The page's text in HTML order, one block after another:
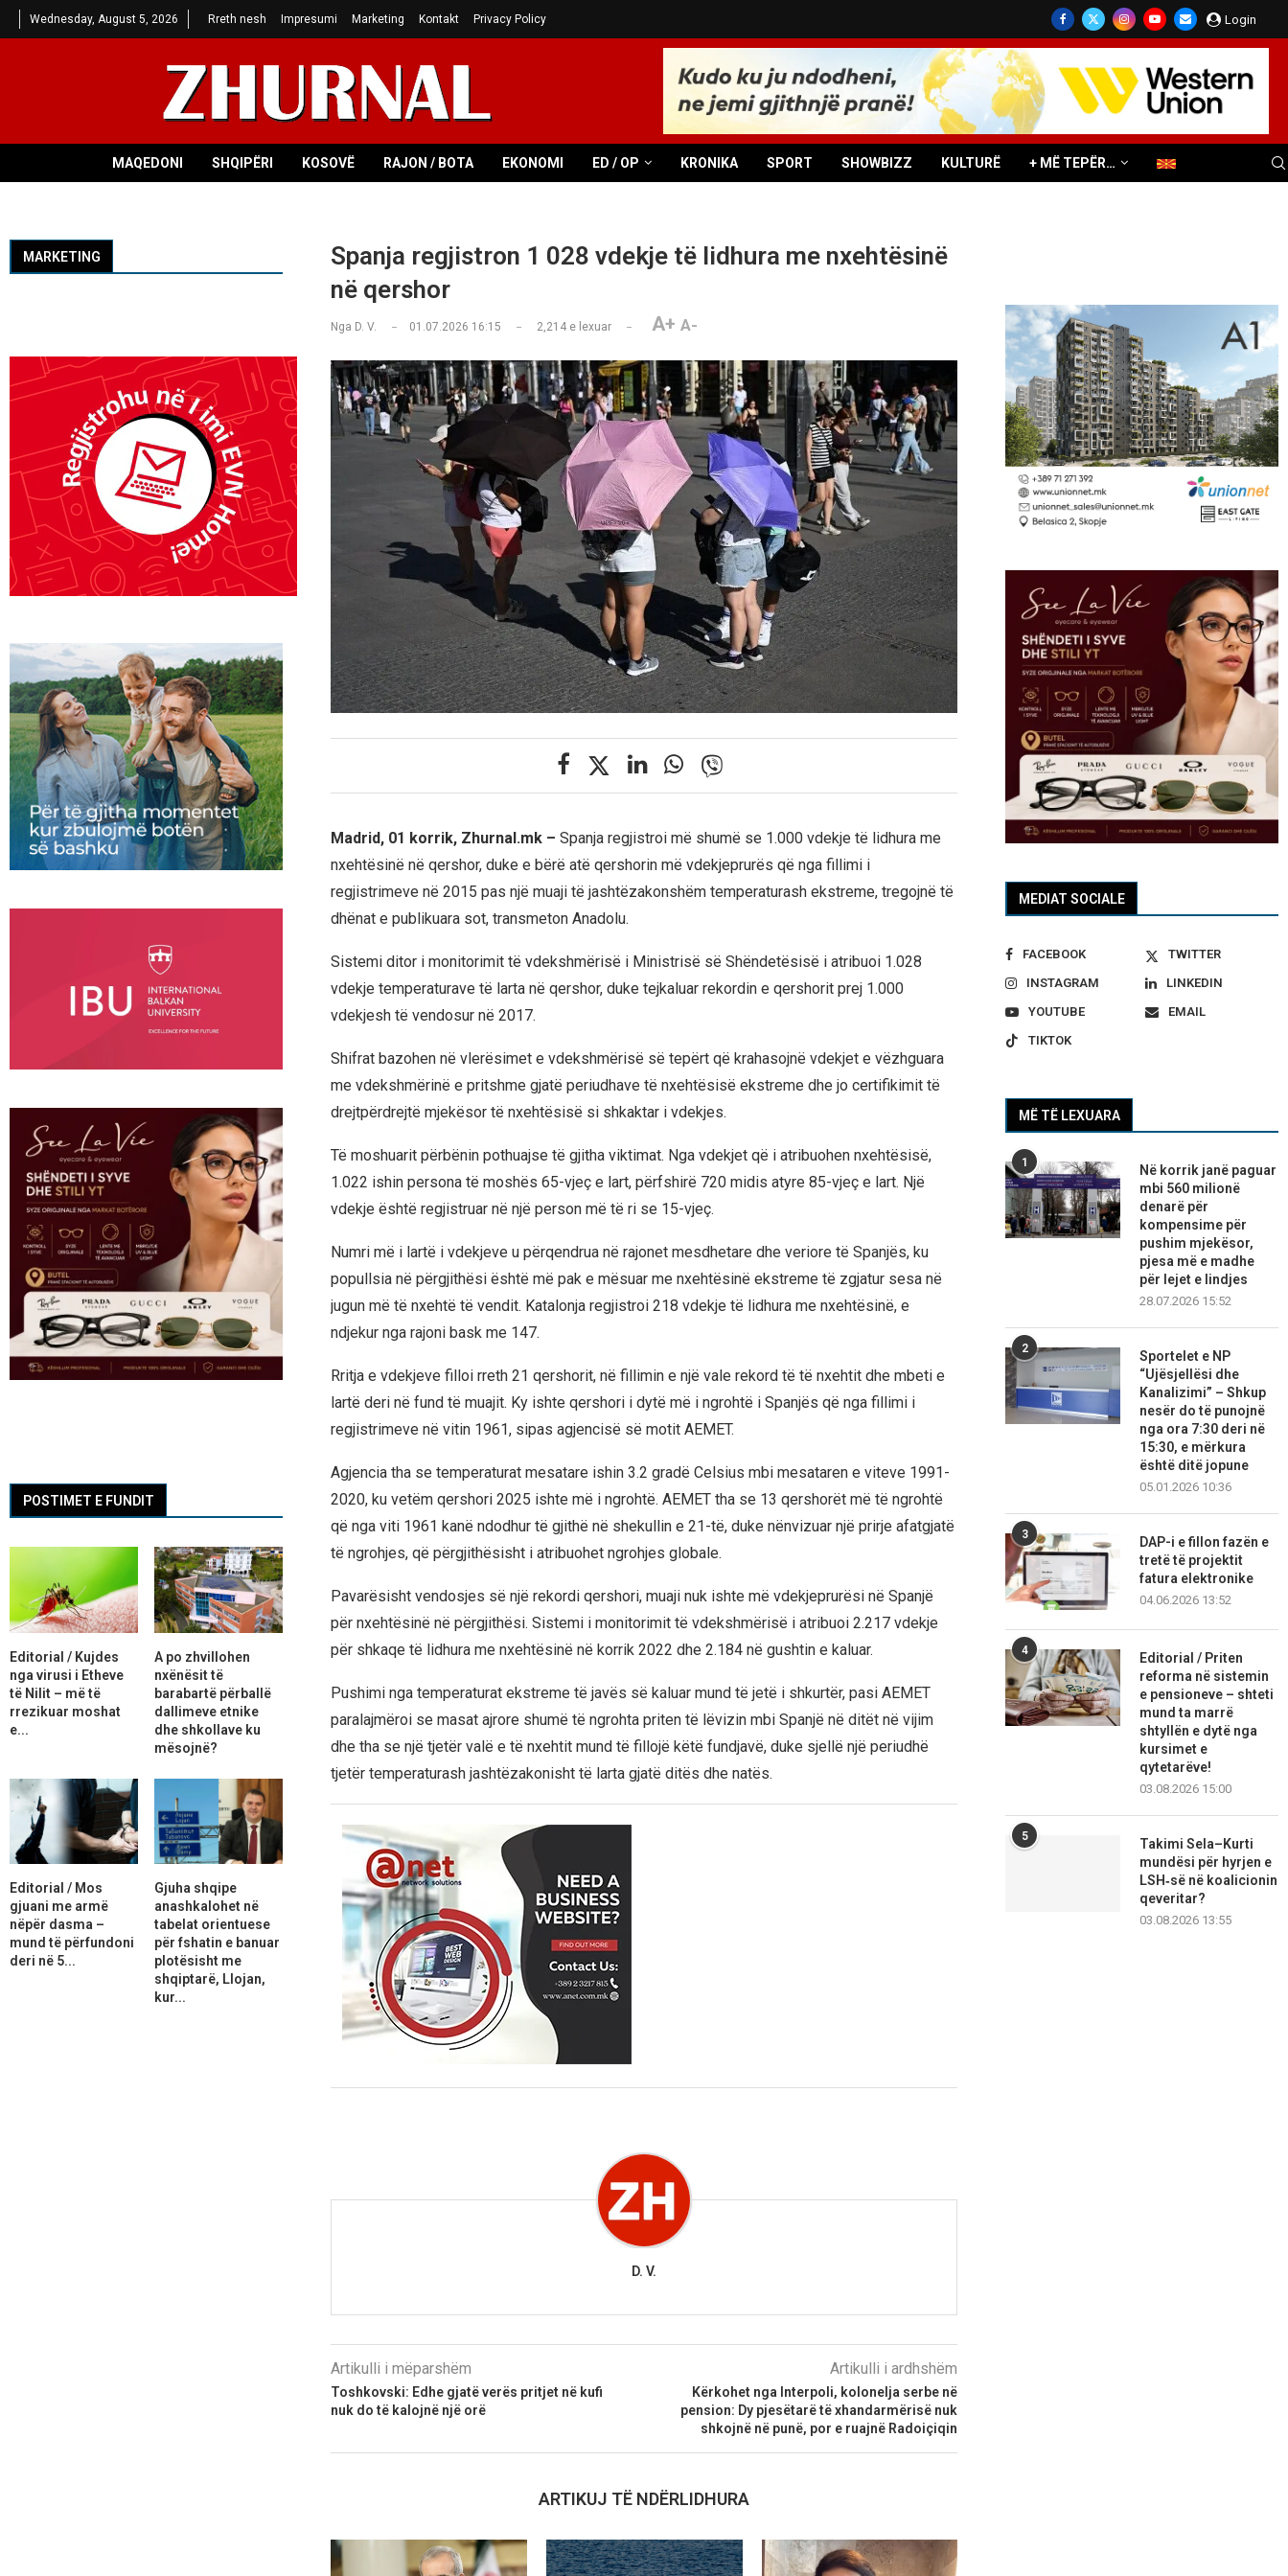
Wednesday, August 5, 2026 Rreth nesh Impresumi Marketing Kontakt Privacy Policy Login
MAQEDONI SHQIPËRI KOSOVË RAJON / BOTA EKONOMI ED / OP KRONIKA SPORT SHOWBIZZ KULTURË + MË TEPËR…
Spanja regjistron 1 028 vdekje të lidhura me nxehtësinë
në qershor
Nga D. V. 01.07.2026 16:15 2,214e lexuar A+ A-
Madrid, 01 korrik, Zhurnal.mk – Spanja regjistroi më shumë se 1.000 vdekje të lidhura me
nxehtësinë në qershor, duke e bërë atë qershorin më vdekjeprurës që nga fillimi i
regjistrimeve në 2015 pas një muaji të jashtëzakonshëm temperaturash ekstreme, tregojnë të
dhënat e publikuara sot, transmeton Anadolu.
Sistemi ditor i monitorimit të vdekshmërisë i Ministrisë së Shëndetësisë i atribuoi 1.028
vdekje temperaturave të larta në qershor, duke tejkaluar rekordin e qershorit prej 1.000
vdekjesh të vendosur në 2017.
Shifrat bazohen në vlerësimet e vdekshmërisë së tepërt që krahasojnë vdekjet e vëzhguara
me vdekshmërinë e pritshme gjatë periudhave të nxehtësisë ekstreme dhe jo certifikimit të
drejtpërdrejtë mjekësor të nxehtësisë si shkaktar i vdekjes.
Të moshuarit përbënin pothuajse të gjitha viktimat. Nga vdekjet që i atribuohen nxehtësisë,
1.022 ishin persona të moshës 65-vjeç e lart, përfshirë 720 midis atyre 85-vjeç e lart. Një
vdekje është regjistruar në një person më të ri se 15-vjeç.
Numri më i lartë i vdekjeve u përqendrua në rajonet mesdhetare dhe veriore të Spanjës, ku
popullsia në përgjithësi është më pak e mësuar me nxehtësinë ekstreme të zgjatur sesa në
jugun më të nxehtë të vendit. Katalonja regjistroi 218 vdekje të lidhura me nxehtësinë, e
ndjekur nga rajoni bask me 147.
Rritja e vdekjeve filloi rreth 21 qershorit, në fillimin e një vale rekord të të nxehtit dhe mbeti e
lartë deri në fund të muajit. Ky ishte qershori i dytë më i ngrohtë i Spanjës që nga fillimi i
regjistrimeve në vitin 1961, sipas agjencisë së motit AEMET.
Agjencia tha se temperaturat mesatare ishin 3.2 gradë Celsius mbi mesataren e viteve 1991-
2020, ku vetëm qershori 2025 ishte më i ngrohtë. AEMET tha se 13 qershorët më të ngrohtë
që nga viti 1961 kanë ndodhur të gjithë në shekullin e 21-të, duke nënvizuar një prirje afatgjatë
të ngrohjes, që përgjithësisht i atribuohet ngrohjes globale.
Pavarësisht vendosjes së një rekordi qershori, muaji nuk ishte më vdekjeprurësi në Spanjë
për nxehtësinë në përgjithësi. Sistemi i monitorimit të vdekshmërisë i atribuoi 2.217 vdekje
për shkaqe të lidhura me nxehtësinë në korrik 2022 dhe 2.184 në gushtin e kaluar.
Pushimi nga temperaturat ekstreme të javës së kaluar mund të jetë i shkurtër, pasi AEMET
paralajmëroi se masat ajrore shumë të ngrohta priten të lëvizin mbi Spanjë në ditët në vijim
dhe tha se një tjetër valë e të nxehtit mund të fillojë këtë fundjavë, duke sjellë një periudhë
tjetër temperaturash jashtëzakonisht të larta gjatë ditës dhe natës.
D. V.
Artikulli i mëparshëm
Toshkovski: Edhe gjatë verës pritjet në kufi
nuk do të kalojnë një orë
Artikulli i ardhshëm
Kërkohet nga Interpoli, kolonelja serbe në
pension: Dy pjesëtarë të xhandarmërisë nuk
shkojnë në punë, por e ruajnë Radoiçiqin
ARTIKUJ TË NDËRLIDHURA
MEDIAT SOCIALE
FACEBOOK
TWITTER
INSTAGRAM
LINKEDIN
YOUTUBE
EMAIL
TIKTOK
MË TË LEXUARA
1
Në korrik janë paguar
mbi 560 milionë
denarë për
kompensime për
pushim mjekësor,
pjesa më e madhe
për lejet e lindjes
28.07.2026 15:52
2
Sportelet e NP
“Ujësjellësi dhe
Kanalizimi” – Shkup
nesër do të punojnë
nga ora 7:30 deri në
15:30, e mërkura
është ditë jopune
05.01.2026 10:36
3
DAP-i e fillon fazën e
tretë të projektit
fatura elektronike
04.06.2026 13:52
4
Editorial / Priten
reforma në sistemin
e pensioneve – shteti
mund ta marrë
shtyllën e dytë nga
kursimet e
qytetarëve!
03.08.2026 15:00
5
Takimi Sela–Kurti
mundësi për hyrjen e
LSH‑së në koalicionin
qeveritar?
03.08.2026 13:55
MARKETING
POSTIMET E FUNDIT
Editorial / Kujdes
nga virusi i Etheve
të Nilit – më të
rrezikuar moshat
e...
A po zhvillohen
nxënësit të
barabartë përballë
dallimeve etnike
dhe shkollave ku
mësojnë?
Editorial / Mos
gjuani me armë
nëpër dasma –
mund të përfundoni
deri në 5...
Gjuha shqipe
anashkalohet në
tabelat orientuese
për fshatin e banuar
plotësisht me
shqiptarë, Llojan,
kur...